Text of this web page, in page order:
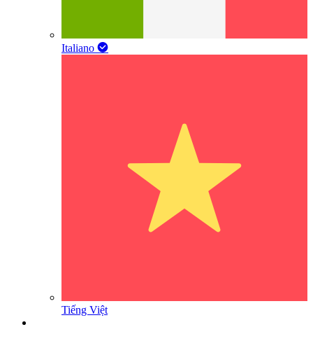
Italiano
Tiếng Việt